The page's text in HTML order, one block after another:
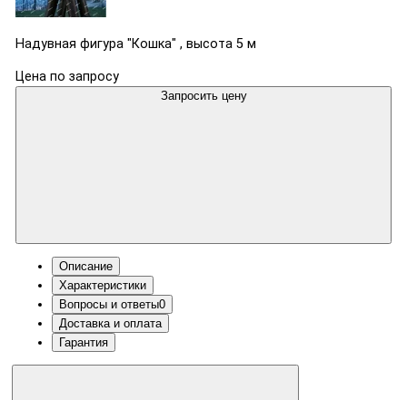
Надувная фигура "Кошка" , высота 5 м
Цена по запросу
Запросить цену
Описание
Характеристики
Вопросы и ответы0
Доставка и оплата
Гарантия